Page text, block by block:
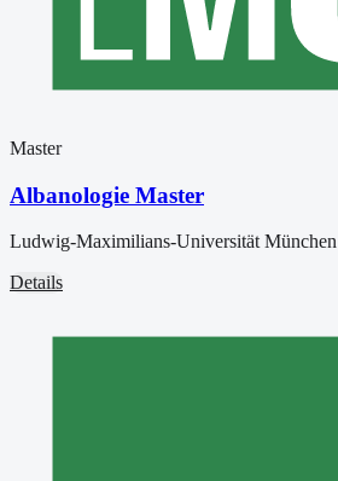
Master
Albanologie Master
Ludwig-Maximilians-Universität München
Details